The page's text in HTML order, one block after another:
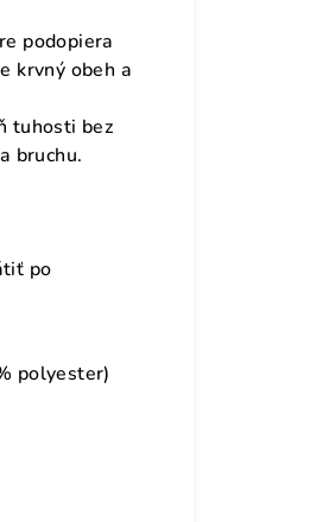
podopiera
krvný obeh a
tuhosti bez
bruchu.
po
polyester)